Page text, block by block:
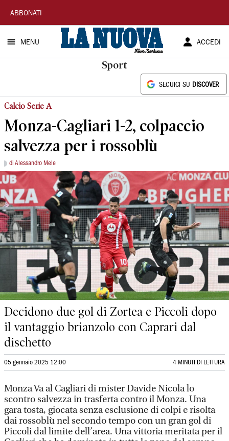
La
Nuova
Sardegna
ABBONATI
MENU ACCEDI
Sport
SEGUICI SU DISCOVER
Calcio Serie A
Monza-Cagliari 1-2, colpaccio
salvezza per i rossoblù
di Alessandro Mele
Decidono due gol di Zortea e Piccoli dopo
il vantaggio brianzolo con Caprari dal
dischetto
05 gennaio 2025 12:00 4 MINUTI DI LETTURA
Monza Va al Cagliari di mister Davide Nicola lo
scontro salvezza in trasferta contro il Monza. Una
gara tosta, giocata senza esclusione di colpi e risolta
dai rossoblù nel secondo tempo con un gran gol di
Piccoli dal limite dell’area. Una vittoria meritata per il